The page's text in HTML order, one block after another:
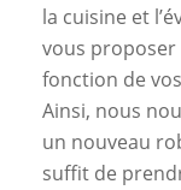
la cuisine et
vous proposer
fonction de
Ainsi, nous
un nouveau
suffit de